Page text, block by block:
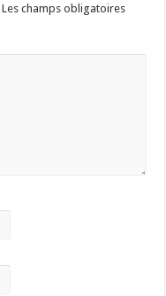
Les champs obligatoires